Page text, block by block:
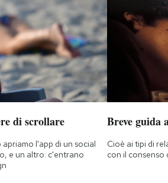
di scrollare
l'app di un social
e un altro: c'entrano
Breve guida
Cioè ai tipi di
con il